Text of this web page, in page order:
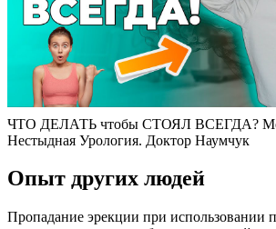
ЧТО ДЕЛАТЬ чтобы СТОЯЛ ВСЕГДА?
Нестыдная Урология. Доктор Наумчук
Опыт других людей
Пропадание эрекции при использовании